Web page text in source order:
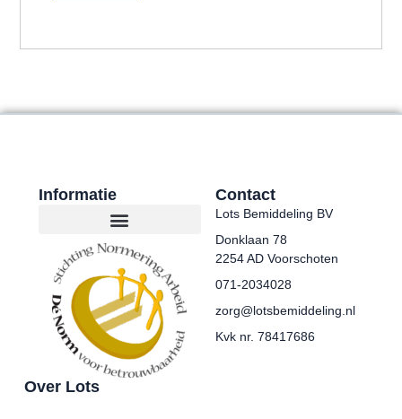
Over Lots
Informatie Contact
Lots Bemiddeling BV
Donklaan 78
2254 AD Voorschoten
071-2034028
zorg@lotsbemiddeling.nl
Kvk nr. 78417686